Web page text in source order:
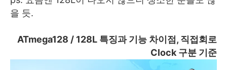
을 듯.
ATmega128 / 128L 특징과 기능 차이점, 직접회로
Clock 구분 기준